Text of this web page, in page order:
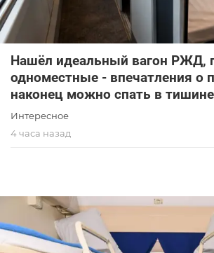
Нашёл идеальный вагон РЖД,
одноместные - впечатления о
наконец можно спать в
Интересное
4 часа назад